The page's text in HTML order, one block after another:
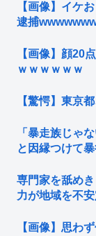
【画像】イケ
逮捕
【画像】顔20
ｗｗｗｗｗｗ
【驚愕】東京
「暴走族じゃ
と因縁つけて
専門家を舐め
力が地域を不
【画像】思わ